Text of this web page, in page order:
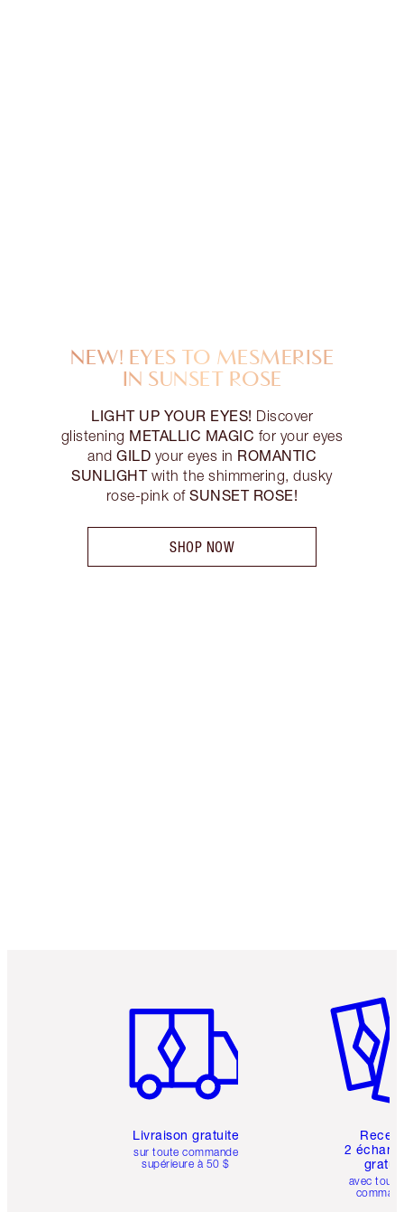
NEW! EYES TO MESMERISE
IN SUNSET ROSE
LIGHT UP YOUR EYES! Discover
glistening METALLIC MAGIC for your eyes
and GILD your eyes in ROMANTIC
SUNLIGHTwith the shimmering, dusky
rose-pink ofSUNSET ROSE!
SHOP NOW
Livraison gratuite
sur toute commande
supérieure à 50 $
2
avec